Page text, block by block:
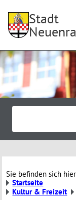
Stadt
Sie befinden sich
Startseite
Kultur & Freizeit